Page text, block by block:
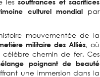
culturel mondial par
mouvementée de la
militaire des Alliés, où
chemin de fer. Ces
poignant de beauté
une immersion dans la